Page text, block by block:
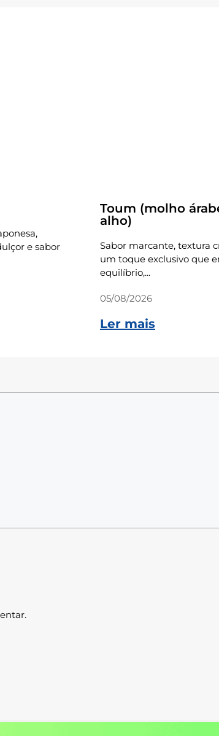
e sabor
Toum (molho
alho)
Sabor marcante, textura
um toque exclusivo que
equilíbrio,...
05/08/2026
Ler mais